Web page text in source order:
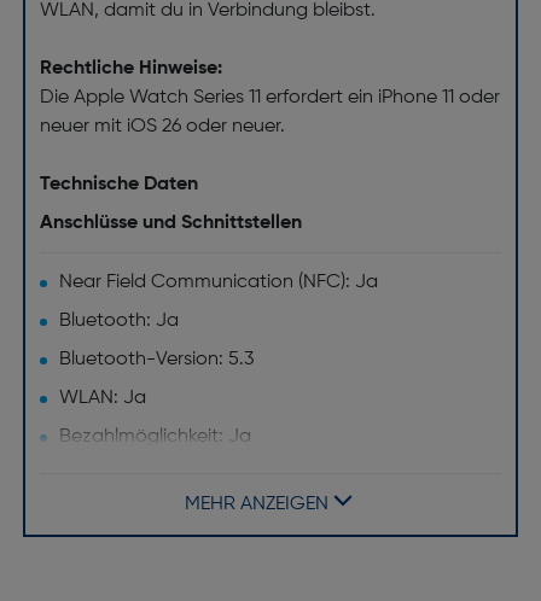
WLAN, damit du in Verbindung bleibst.
Rechtliche Hinweise:
Die Apple Watch Series 11 erfordert ein iPhone 11 oder
neuer mit iOS 26 oder neuer.
Technische Daten
Anschlüsse und Schnittstellen
Near Field Communication (NFC): Ja
Bluetooth: Ja
Bluetooth-Version: 5.3
WLAN: Ja
Bezahlmöglichkeit: Ja
Material des Uhrengehäuses: matt eloxiertes
MEHR ANZEIGEN